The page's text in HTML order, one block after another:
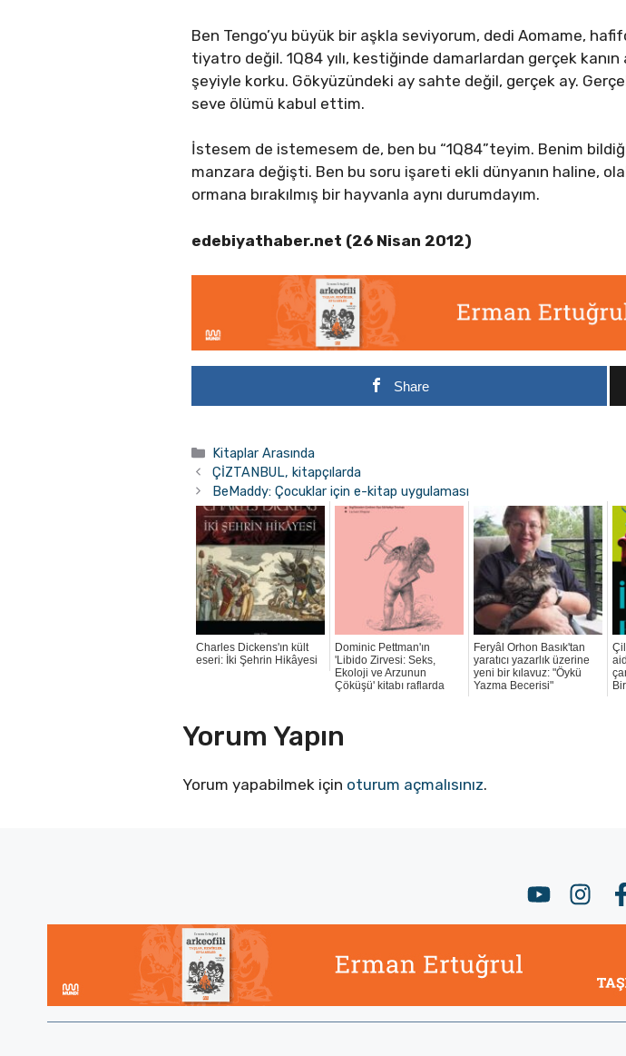
Ben Tengo’yu büyük bir aşkla seviyorum, dedi Aomame,
tiyatro değil. 1Q84 yılı, kestiğinde damarlardan gerçek kanın
şeyiyle korku. Gökyüzündeki ay sahte değil, gerçek ay.
seve ölümü kabul ettim.
İstesem de istemesem de, ben bu “1Q84”teyim. Benim
manzara değişti. Ben bu soru işareti ekli dünyanın haline,
ormana bırakılmış bir hayvanla aynı durumdayım.
edebiyathaber.net (26 Nisan 2012)
Share
Kategoriler
Kitaplar Arasında
ÇİZTANBUL, kitapçılarda
BeMaddy: Çocuklar için e-kitap uygulaması
Charles Dickens'ın kült
eseri: İki Şehrin Hikâyesi
Dominic Pettman'ın
'Libido Zirvesi: Seks,
Ekoloji ve Arzunun
Çöküşü' kitabı raflarda
Feryâl Orhon Basık'tan
yaratıcı yazarlık üzerine
yeni bir kılavuz: "Öykü
Yazma Becerisi"
Yorum Yapın
Yorum yapabilmek için oturum açmalısınız.